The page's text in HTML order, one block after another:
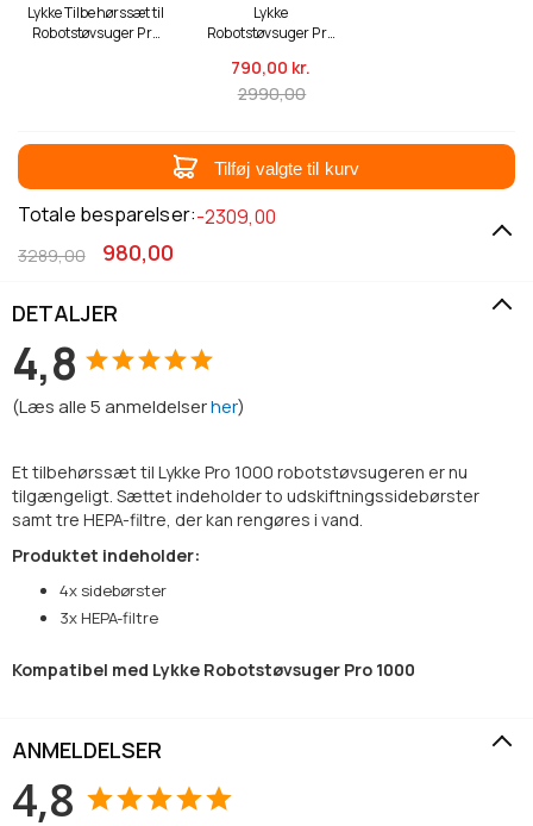
Lykke Tilbehørssæt til
Robotstøvsuger Pro
Lykke
Robotstøvsuger Pro
790,00 kr.
2990,00
Tilføj valgte til kurv
Totale besparelser:-2309,00
980,00
3289,00
DETALJER
4,8
(Læs alle5anmeldelserher)
Et tilbehørssæt til Lykke Pro 1000 robotstøvsugeren er nu
tilgængeligt. Sættet indeholder to udskiftningssidebørster
samt tre HEPA-filtre, der kan rengøres i vand.
Produktet indeholder:
4x sidebørster
3x HEPA-filtre
Kompatibel med Lykke Robotstøvsuger Pro 1000
ANMELDELSER
4,8